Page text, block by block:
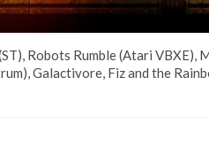
Robots Rumble (Atari
Galactivore, Fiz and the